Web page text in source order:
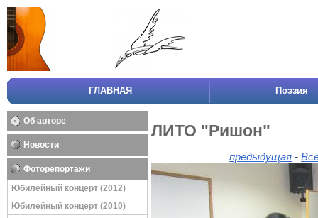
ГЛАВНАЯ Поэзия
Об авторе
Новости
Фоторепортажи
Юбилейный концерт (2012)
Юбилейный концерт (2010)
ЛИТО "Ришон"
предыдущая -